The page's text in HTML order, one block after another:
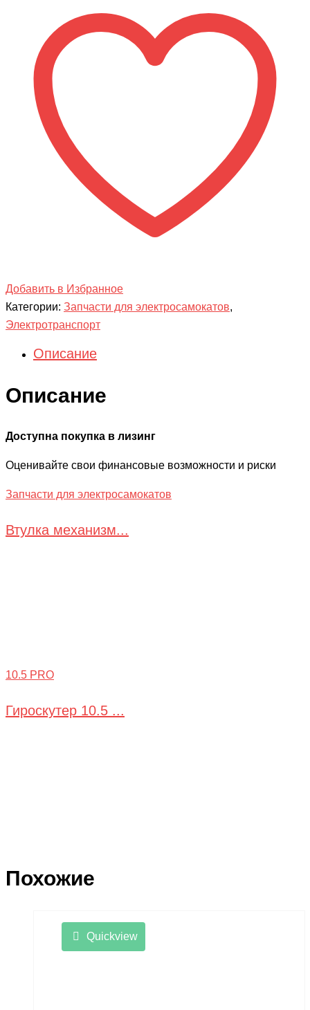
складывания
Kugoo
Добавить в Избранное
Категории: Запчасти для электросамокатов,
Электротранспорт
Описание
Описание
Доступна покупка в лизинг
Оценивайте свои финансовые возможности и риски
Запчасти для электросамокатов
Втулка механизм...
10.5 PRO
Гироскутер 10.5 ...
Похожие
Quickview